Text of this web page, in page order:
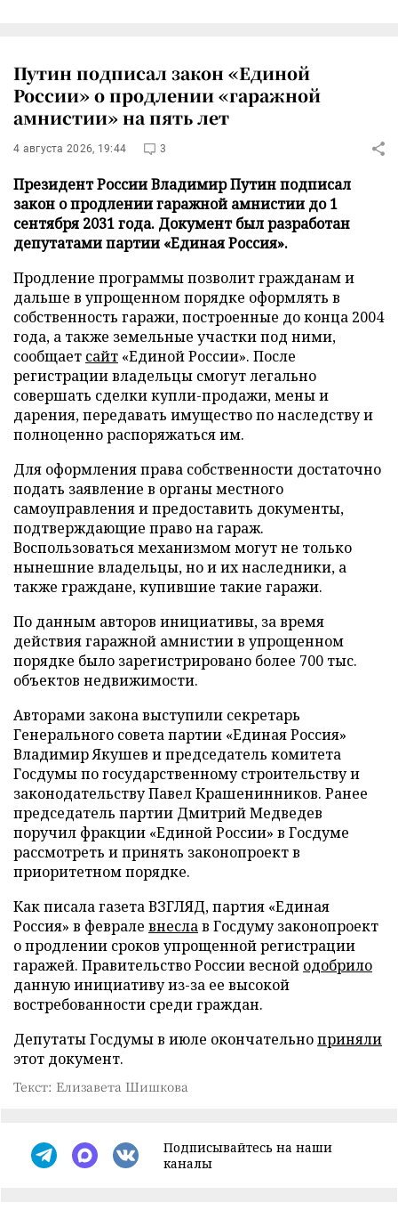
Путин подписал закон «Единой
России» о продлении «гаражной
амнистии» на пять лет
4 августа 2026, 19:44 3
Президент России Владимир Путин подписал
закон о продлении гаражной амнистии до 1
сентября 2031 года. Документ был разработан
депутатами партии «Единая Россия».
Продление программы позволит гражданам и
дальше в упрощенном порядке оформлять в
собственность гаражи, построенные до конца 2004
года, а также земельные участки под ними,
сообщает сайт «Единой России». После
регистрации владельцы смогут легально
совершать сделки купли-продажи, мены и
дарения, передавать имущество по наследству и
полноценно распоряжаться им.
Для оформления права собственности достаточно
подать заявление в органы местного
самоуправления и предоставить документы,
подтверждающие право на гараж.
Воспользоваться механизмом могут не только
нынешние владельцы, но и их наследники, а
также граждане, купившие такие гаражи.
По данным авторов инициативы, за время
действия гаражной амнистии в упрощенном
порядке было зарегистрировано более 700 тыс.
объектов недвижимости.
Авторами закона выступили секретарь
Генерального совета партии «Единая Россия»
Владимир Якушев и председатель комитета
Госдумы по государственному строительству и
законодательству Павел Крашенинников. Ранее
председатель партии Дмитрий Медведев
поручил фракции «Единой России» в Госдуме
рассмотреть и принять законопроект в
приоритетном порядке.
Как писала газета ВЗГЛЯД, партия «Единая
Россия» в феврале внеслав Госдуму законопроект
о продлении сроков упрощенной регистрации
гаражей. Правительство России весной одобрило
данную инициативу из-за ее высокой
востребованности среди граждан.
Депутаты Госдумы в июле окончательноприняли
этот документ.
Текст: Елизавета Шишкова
Подписывайтесь на наши
каналы